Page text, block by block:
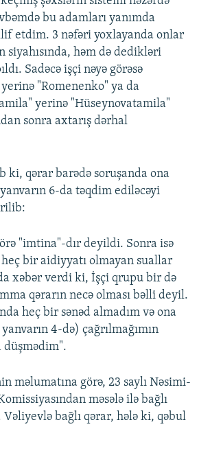
bu adamları yanımda
etdim. 3 nəfəri yoxlayanda onlar
siyahısında, həm də dedikləri
Sadəcə işçi nəyə görəsə
"Romenenko" ya da
yerinə "Hüseynovatamila"
sonra axtarış dərhal
ki, qərar barədə soruşanda ona
6-da təqdim ediləcəyi
"imtina"-dır deyildi. Sonra isə
bir aidiyyatı olmayan suallar
xəbər verdi ki, İşçi qrupu bir də
qərarın necə olması bəlli deyil.
heç bir sənəd almadım və ona
4-də) çağrılmağımın
düşmədim".
məlumatına görə, 23 saylı Nəsimi-
məsələ ilə bağlı
bağlı qərar, hələ ki, qəbul